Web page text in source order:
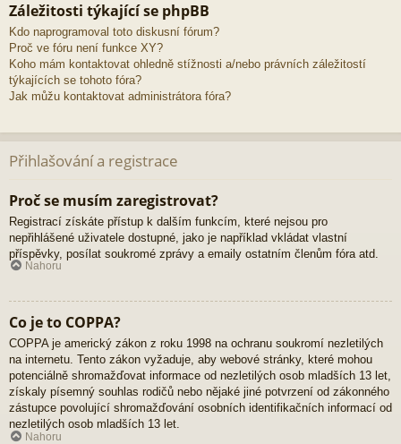
Záležitosti týkající se phpBB
Kdo naprogramoval toto diskusní fórum?
Proč ve fóru není funkce XY?
Koho mám kontaktovat ohledně stížnosti a/nebo právních záležitostí
týkajících se tohoto fóra?
Jak můžu kontaktovat administrátora fóra?
Přihlašování a registrace
Proč se musím zaregistrovat?
Registrací získáte přístup k dalším funkcím, které nejsou pro
nepřihlášené uživatele dostupné, jako je například vkládat vlastní
příspěvky, posílat soukromé zprávy a emaily ostatním členům fóra atd.
Nahoru
Co je to COPPA?
COPPA je americký zákon z roku 1998 na ochranu soukromí nezletilých
na internetu. Tento zákon vyžaduje, aby webové stránky, které mohou
potenciálně shromažďovat informace od nezletilých osob mladších 13 let,
získaly písemný souhlas rodičů nebo nějaké jiné potvrzení od zákonného
zástupce povolující shromažďování osobních identifikačních informací od
nezletilých osob mladších 13 let.
Nahoru